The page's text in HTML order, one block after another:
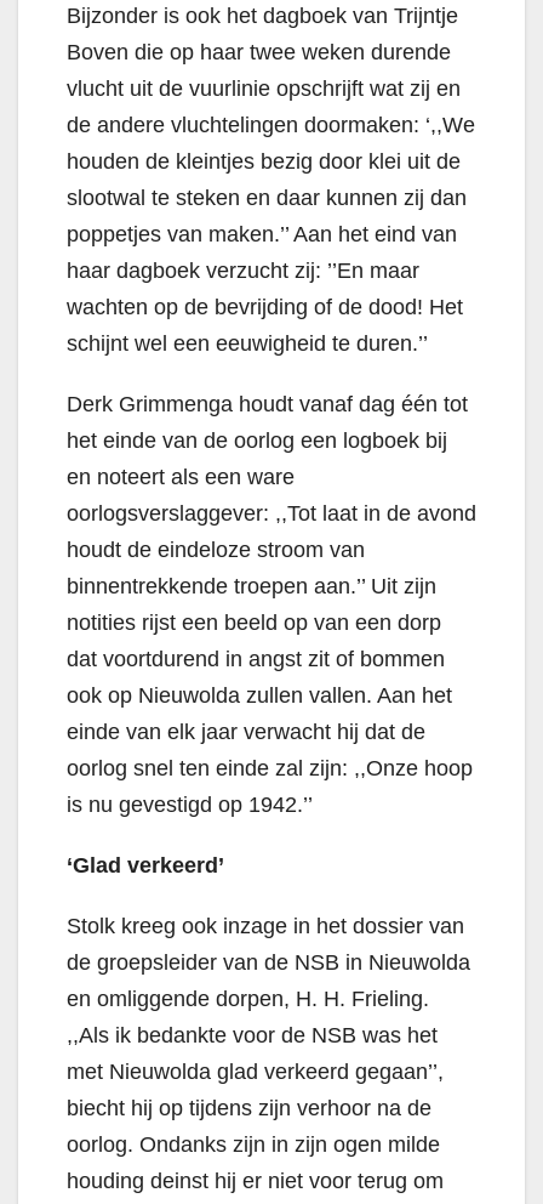
Bijzonder is ook het dagboek van Trijntje
Boven die op haar twee weken durende
vlucht uit de vuurlinie opschrijft wat zij en
de andere vluchtelingen doormaken: ‘,,We
houden de kleintjes bezig door klei uit de
slootwal te steken en daar kunnen zij dan
poppetjes van maken.’’ Aan het eind van
haar dagboek verzucht zij: ’’En maar
wachten op de bevrijding of de dood! Het
schijnt wel een eeuwigheid te duren.’’
Derk Grimmenga houdt vanaf dag één tot
het einde van de oorlog een logboek bij
en noteert als een ware
oorlogsverslaggever: ,,Tot laat in de avond
houdt de eindeloze stroom van
binnentrekkende troepen aan.’’ Uit zijn
notities rijst een beeld op van een dorp
dat voortdurend in angst zit of bommen
ook op Nieuwolda zullen vallen. Aan het
einde van elk jaar verwacht hij dat de
oorlog snel ten einde zal zijn: ,,Onze hoop
is nu gevestigd op 1942.’’
‘Glad verkeerd’
Stolk kreeg ook inzage in het dossier van
de groepsleider van de NSB in Nieuwolda
en omliggende dorpen, H. H. Frieling.
,,Als ik bedankte voor de NSB was het
met Nieuwolda glad verkeerd gegaan’’,
biecht hij op tijdens zijn verhoor na de
oorlog. Ondanks zijn in zijn ogen milde
houding deinst hij er niet voor terug om